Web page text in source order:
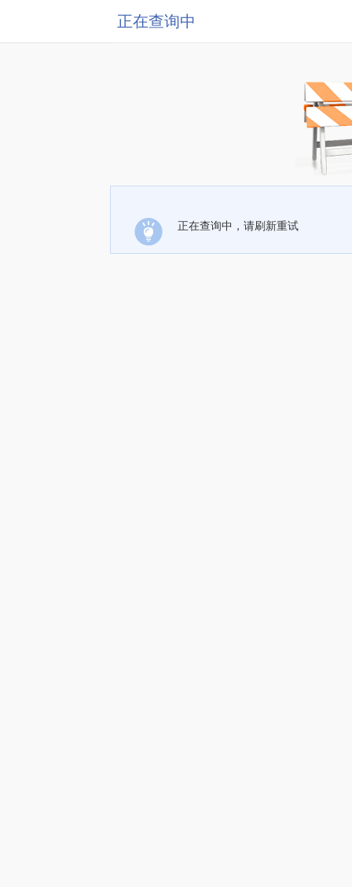
正在查询中
正在查询中，请刷新重试